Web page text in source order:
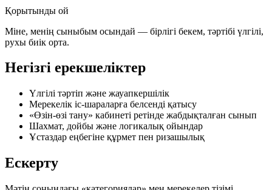
Қорытынды ой
Міне, менің сыныбым осындай — бірлігі бекем, тәртібі үлгілі,
рухы биік орта.
Негізгі ерекшеліктер
Үлгілі тәртіп және жауапкершілік
Мерекелік іс-шараларға белсенді қатысу
«Өзін-өзі тану» кабинеті ретінде жабдықталған сынып
Шахмат, дойбы және логикалық ойындар
Ұстаздар еңбегіне құрмет пен ризашылық
Ескерту